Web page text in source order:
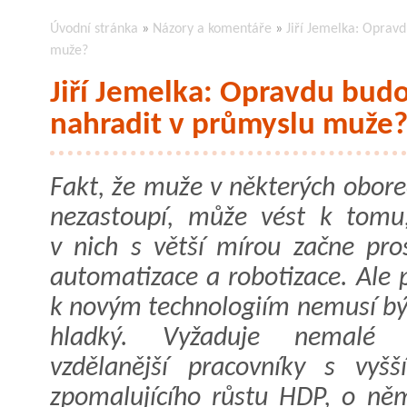
Úvodní stránka » Názory a komentáře » Jiří Jemelka:
muže?
Jiří Jemelka: Opravdu
nahradit v průmyslu muže?
Fakt, že muže v některých
nezastoupí, může vést k
v nich s větší mírou začne
automatizace a robotizace. Ale
k novým technologiím nemusí
hladký. Vyžaduje nemalé
vzdělanější pracovníky s
zpomalujícího růstu HDP, o